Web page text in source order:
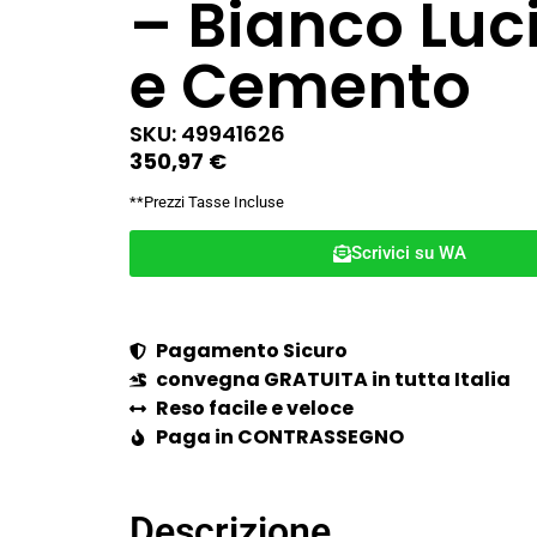
– Bianco
e Cemento
SKU: 49941626
350,97 €
**Prezzi Tasse Incluse
Scrivici su WA
Pagamento Sicuro
convegna GRATUITA in tutta Italia
Reso facile e veloce
Paga in CONTRASSEGNO